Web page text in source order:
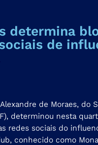
determina
de
de Moraes, do
determinou nesta
redes sociais do
conhecido como